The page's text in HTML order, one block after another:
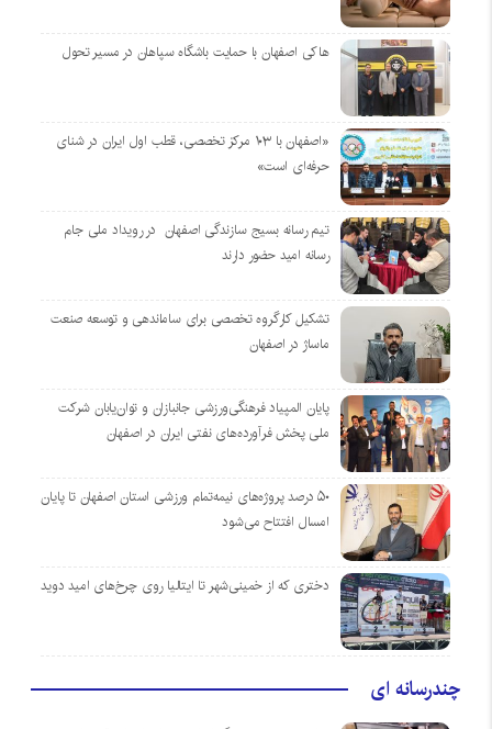
هاکی اصفهان با حمایت باشگاه سپاهان در مسیر تحول
«اصفهان با ۱۰۳ مرکز تخصصی، قطب اول ایران در شنای
حرفه‌ای است»
تیم رسانه بسیج سازندگی اصفهان در رویداد ملی جام
رسانه امید حضور دارند
تشکیل کارگروه تخصصی برای ساماندهی و توسعه صنعت
ماساژ در اصفهان
پایان المپیاد فرهنگی‌ورزشی جانبازان و توان‌یابان شرکت
ملی پخش فرآورده‌های نفتی ایران در اصفهان
۵۰ درصد پروژه‌های نیمه‌تمام ورزشی استان اصفهان تا پایان
امسال افتتاح می‌شود
دختری که از خمینی‌شهر تا ایتالیا روی چرخ‌های امید دوید
چندرسانه ای